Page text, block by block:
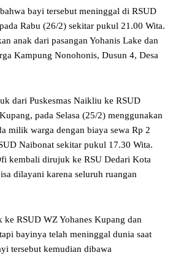
bayi tersebut meninggal di RSUD
Rabu (26/2) sekitar pukul 21.00 Wita.
anak dari pasangan Yohanis Lake dan
Kampung Nonohonis, Dusun 4, Desa
dari Puskesmas Naikliu ke RSUD
pada Selasa (25/2) menggunakan
milik warga dengan biaya sewa Rp 2
Naibonat sekitar pukul 17.30 Wita.
kembali dirujuk ke RSU Dedari Kota
dilayani karena seluruh ruangan
RSUD WZ Yohanes Kupang dan
bayinya telah meninggal dunia saat
tersebut kemudian dibawa